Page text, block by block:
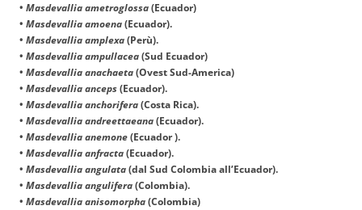
• Masdevallia ametroglossa (Ecuador)
• Masdevallia amoena (Ecuador).
• Masdevallia amplexa (Perù).
• Masdevallia ampullacea (Sud Ecuador)
• Masdevallia anachaeta (Ovest Sud-America)
• Masdevallia anceps (Ecuador).
• Masdevallia anchorifera (Costa Rica).
• Masdevallia andreettaeana (Ecuador).
• Masdevallia anemone (Ecuador ).
• Masdevallia anfracta (Ecuador).
• Masdevallia angulata (dal Sud Colombia all’Ecuador).
• Masdevallia angulifera (Colombia).
• Masdevallia anisomorpha (Colombia)